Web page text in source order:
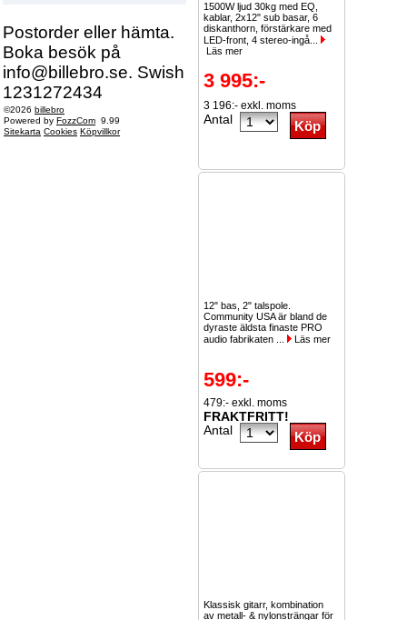
Postorder eller hämta.
Boka besök på
info@billebro.se. Swish
1231272434
©2026 billebro
Powered by FozzCom 9.99
Sitekarta Cookies Köpvillkor
1500W ljud 30kg med EQ,
kablar, 2x12" sub basar, 6
diskanthorn, förstärkare med
LED-front, 4 stereo-ingå...
Läs mer
3 995:-
3 196:- exkl. moms
Antal
12" bas, 2" talspole.
Community USA är bland de
dyraste äldsta finaste PRO
audio fabrikaten ...
Läs mer
599:-
479:- exkl. moms
FRAKTFRITT!
Antal
Klassisk gitarr, kombination
av metall- & nylonsträngar för